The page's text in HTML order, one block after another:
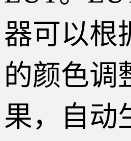
器可以根
的颜色调
果，自动